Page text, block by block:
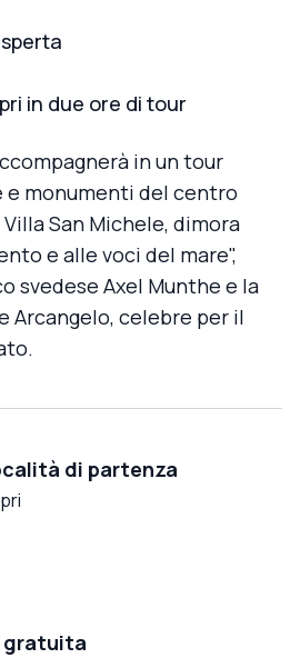
in due ore di tour
in un tour
monumenti del centro
San Michele, dimora
e alle voci del mare",
svedese Axel Munthe e la
Arcangelo, celebre per il
di partenza
gratuita